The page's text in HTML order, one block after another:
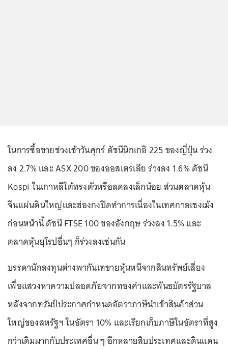
ในการซื้อขายช่วงเช้าวันศุกร์ ดัชนีนิกเกอิ 225 ของญี่ปุ่น ร่วง
ลง 2.7% และ ASX 200 ของออสเตรเลีย ร่วงลง 1.6% ดัชนี
Kospi ในเกาหลีใต้ทรงตัวหรือลดลงเล็กน้อย ส่วนตลาดหุ้น
จีนแผ่นดินใหญ่และฮ่องกงปิดทำการเนื่องในเทศกาลเชงเม้ง
ก่อนหน้านี้ ดัชนี FTSE 100 ของอังกฤษ ร่วงลง 1.5% และ
ตลาดหุ้นยุโรปอื่นๆ ก็ร่วงลงเช่นกัน
บรรดานักลงทุนต่างพากันเทขายหุ้นหนีจากสินทรัพย์เสี่ยง
เพื่อแสวงหาความปลอดภัยจากทองคำและพันธบัตรรัฐบาล
หลังจากทรัมป์ประกาศกำหนดอัตราภาษีนำเข้าสินค้าส่วน
ใหญ่ของสหรัฐฯ ในอัตรา 10% และเรียกเก็บภาษีในอัตราที่สูง
กว่าเดิมมากกับประเทศอื่น ๆ อีกหลายสิบประเทศและดินแดน